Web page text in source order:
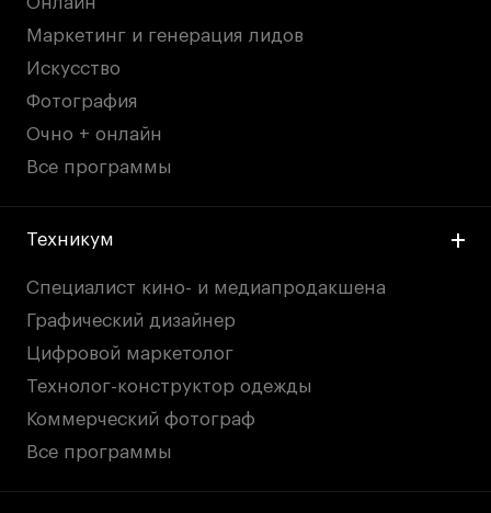
Маркетинг и генерация лидов
Искусство
Фотография
Очно + онлайн
Все программы
Техникум
Специалист кино- и медиапродакшена
Графический дизайнер
Цифровой маркетолог
Технолог-конструктор одежды
Коммерческий фотограф
Все программы